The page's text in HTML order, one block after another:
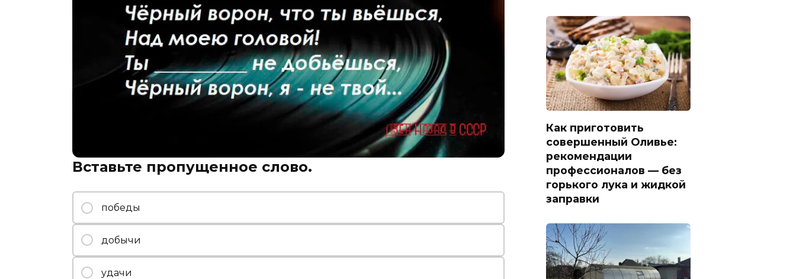
Вставьте пропущенное слово.
победы
добычи
удачи
Как приготовить
совершенный Оливье:
рекомендации
профессионалов — без
горького лука и жидкой
заправки